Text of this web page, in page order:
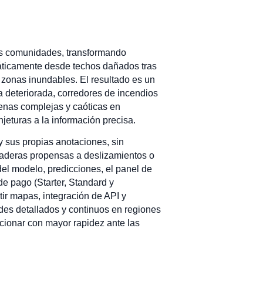
comunidades, transformando
desde techos dañados tras
inundables. El resultado es un
deteriorada, corredores de incendios
complejas y caóticas en
a la información precisa.
sus propias anotaciones, sin
propensas a deslizamientos o
modelo, predicciones, el panel de
pago (Starter, Standard y
mapas, integración de API y
detallados y continuos en regiones
con mayor rapidez ante las